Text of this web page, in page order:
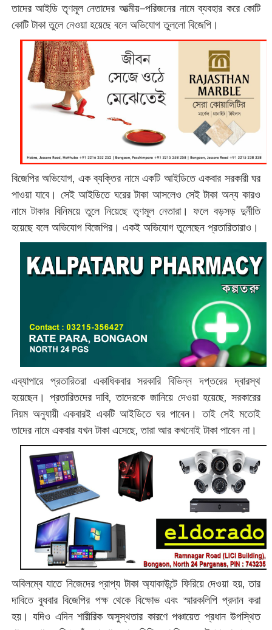
তাদের আইডি তৃণমূল নেতাদের আত্মীয়–পরিজনের নামে ব্যবহার করে কোটি
কোটি টাকা তুলে নেওয়া হয়েছে বলে অভিযোগ তুললো বিজেপি।
বিজেপির অভিযোগ, এক ব্যক্তির নামে একটি আইডিতে একবার সরকারী ঘর
পাওয়া যাবে। সেই আইডিতে ঘরের টাকা আসলেও সেই টাকা অন্য কারও
নামে টাকার বিনিময়ে তুলে নিয়েছে তৃণমূল নেতারা। ফলে বড়সড় দুর্নীতি
হয়েছে বলে অভিযোগ বিজেপির। একই অভিযোগ তুলেছেন প্রতারিতারাও।
এব্যাপারে প্রতারিতরা একাধিকবার সরকারি বিভিন্ন দপ্তরের দ্বারস্থ
হয়েছেন। প্রতারিতদের দাবি, তাদেরকে জানিয়ে দেওয়া হয়েছে, সরকারের
নিয়ম অনুযায়ী একবারই একটি আইডিতে ঘর পাবেন। তাই সেই মতোই
তাদের নামে একবার যখন টাকা এসেছে, তারা আর কখনোই টাকা পাবেন না।
অবিলম্বে যাতে নিজেদের প্রাপ্য টাকা অ্যাকাউন্টে ফিরিয়ে দেওয়া হয়, তার
দাবিতে বুধবার বিজেপির পক্ষ থেকে বিক্ষোভ এবং স্মারকলিপি প্রদান করা
হয়। যদিও এদিন শারীরিক অসুস্থতার কারণে পঞ্চায়েত প্রধান উপস্থিত